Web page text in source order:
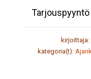
kirjoittaja:
kategoria(t):